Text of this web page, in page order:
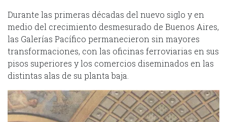
Durante las primeras décadas del nuevo siglo y en
medio del crecimiento desmesurado de Buenos Aires,
las Galerías Pacífico permanecieron sin mayores
transformaciones, con las oficinas ferroviarias en sus
pisos superiores y los comercios diseminados en las
distintas alas de su planta baja.